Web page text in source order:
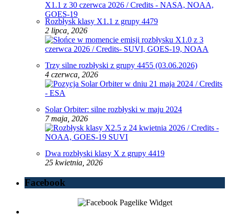
Rozbłysk klasy X1.1 z grupy 4479
2 lipca, 2026
Trzy silne rozbłyski z grupy 4455 (03.06.2026)
4 czerwca, 2026
Solar Orbiter: silne rozbłyski w maju 2024
7 maja, 2026
Dwa rozbłyski klasy X z grupy 4419
25 kwietnia, 2026
Facebook